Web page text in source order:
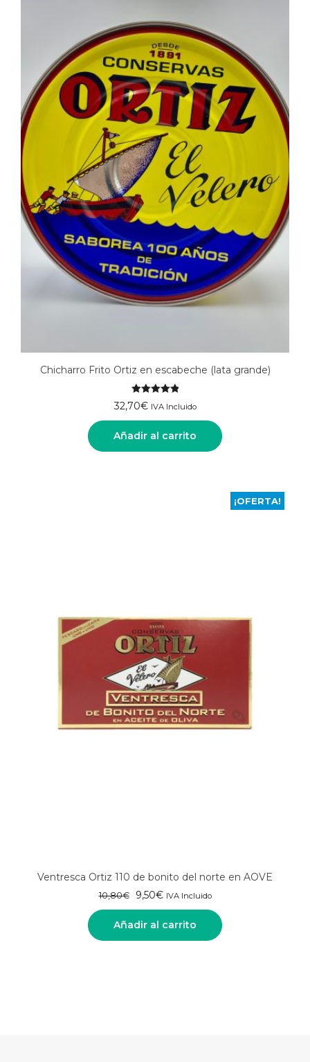
Chicharro Frito Ortiz en escabeche (lata grande)
Valorado
de 5
32,70€ IVA Incluido
Añadir al carrito
¡OFERTA!
Ventresca Ortiz 110 de bonito del norte en AOVE
10,80€
El
precio
original
era:
9,50€El
precio
actual
es:
IVA Incluido
Añadir al carrito